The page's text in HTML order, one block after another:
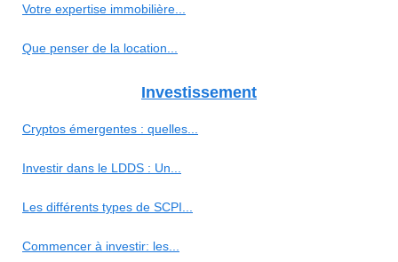
Votre expertise immobilière...
Que penser de la location...
Investissement
Cryptos émergentes : quelles...
Investir dans le LDDS : Un...
Les différents types de SCPI...
Commencer à investir: les...